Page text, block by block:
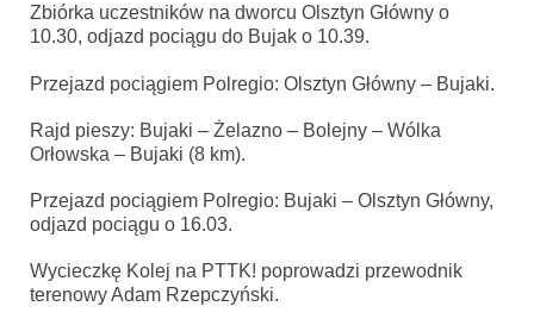
Zbiórka uczestników na dworcu Olsztyn Główny o
10.30, odjazd pociągu do Bujak o 10.39.
Przejazd pociągiem Polregio: Olsztyn Główny – Bujaki.
Rajd pieszy: Bujaki – Żelazno – Bolejny – Wólka
Orłowska – Bujaki (8 km).
Przejazd pociągiem Polregio: Bujaki – Olsztyn Główny,
odjazd pociągu o 16.03.
Wycieczkę Kolej na PTTK! poprowadzi przewodnik
terenowy Adam Rzepczyński.